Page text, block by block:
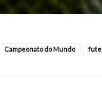
Campeonato do Mundo